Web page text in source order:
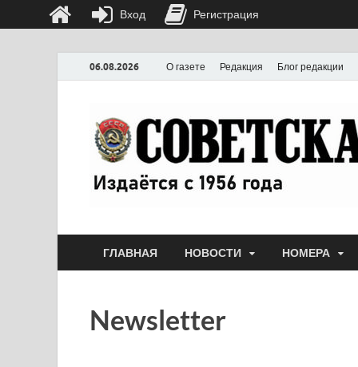
06.08.2026 О газете Редакция Блог редакции
ГЛАВНАЯ НОВОСТИ НОМЕРА
Newsletter
Вход Регистрация